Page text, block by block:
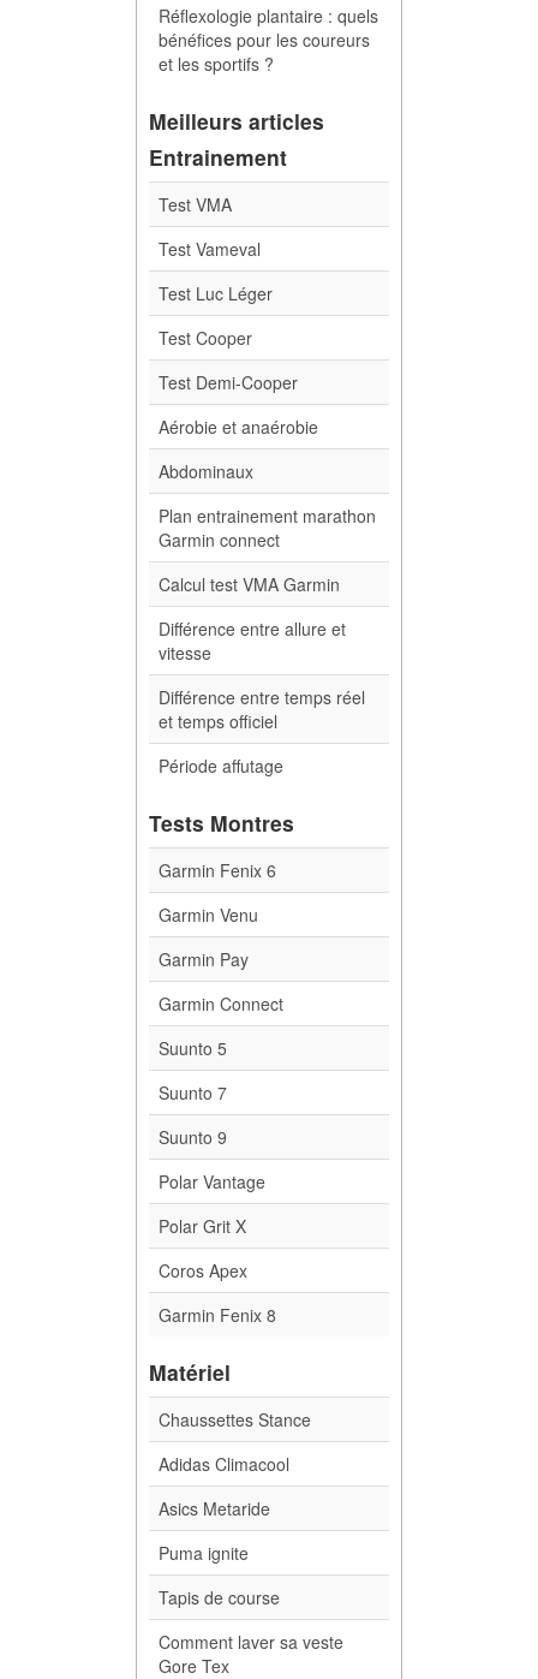
Réflexologie plantaire : quels
bénéfices pour les coureurs
et les sportifs ?
Meilleurs articles
Entrainement
Test VMA
Test Vameval
Test Luc Léger
Test Cooper
Test Demi-Cooper
Aérobie et anaérobie
Abdominaux
Plan entrainement marathon
Garmin connect
Calcul test VMA Garmin
Différence entre allure et
vitesse
Différence entre temps réel
et temps officiel
Période affutage
Tests Montres
Garmin Fenix 6
Garmin Venu
Garmin Pay
Garmin Connect
Suunto 5
Suunto 7
Suunto 9
Polar Vantage
Polar Grit X
Coros Apex
Garmin Fenix 8
Matériel
Chaussettes Stance
Adidas Climacool
Asics Metaride
Puma ignite
Tapis de course
Comment laver sa veste
Gore Tex